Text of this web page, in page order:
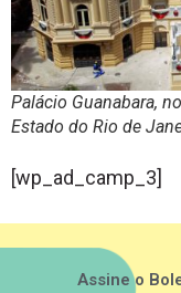
Palácio Guanabara,
Estado do Rio de
[wp_ad_camp_3]
Assine o